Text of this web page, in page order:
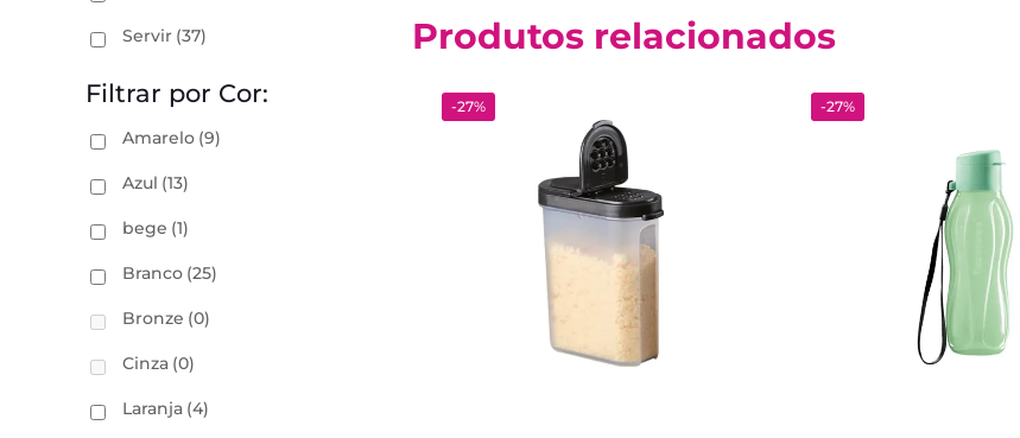
Produtos relacionados
-27% -27%
Servir (37)
Filtrar por Cor:
Amarelo (9)
Azul (13)
bege (1)
Branco (25)
Bronze (0)
Cinza (0)
Laranja (4)